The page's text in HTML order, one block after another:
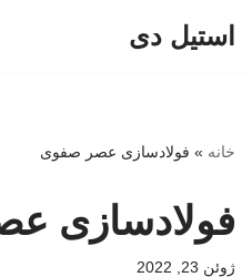
استیل دی
خانه » فولادسازی عصر صفوی
فولادسازی
ژوئن 23, 2022